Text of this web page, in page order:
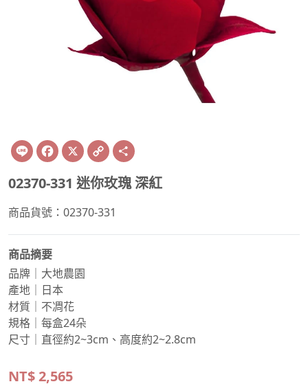
Line Facebook
X Copy
Link
02370-331 迷你玫瑰 深紅
商品貨號：02370-331
商品摘要
品牌｜大地農園
產地｜日本
材質｜不凋花
規格｜每盒24朵
尺寸｜直徑約2~3cm、高度約2~2.8cm
NT$2,565